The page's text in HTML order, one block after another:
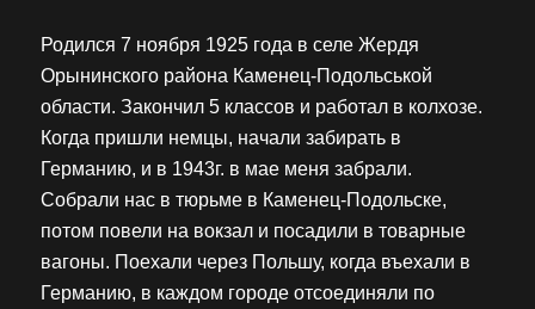
Родился 7 ноября 1925 года в селе Жердя
Орынинского района Каменец-Подольськой
области. Закончил 5 классов и работал в колхозе.
Когда пришли немцы, начали забирать в
Германию, и в 1943г. в мае меня забрали.
Собрали нас в тюрьме в Каменец-Подольске,
потом повели на вокзал и посадили в товарные
вагоны. Поехали через Польшу, когда въехали в
Германию, в каждом городе отсоединяли по